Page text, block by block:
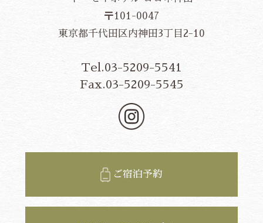
〒101-0047
東京都千代田区内神田3丁目2-10
Tel.03-5209-5541
Fax.03-5209-5545
ご宿泊予約